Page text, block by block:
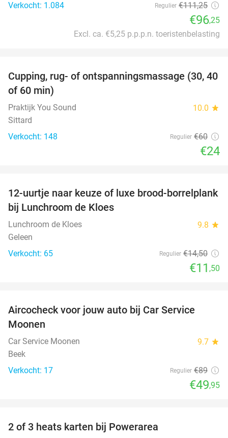
Verkocht: 1.084 Regulier €111,25
€96,25
Excl. ca. €5,25 p.p.p.n. toeristenbelasting
60%
Cupping, rug- of ontspanningsmassage (30, 40
of 60 min)
Praktijk You Sound 10.0 star
Sittard
Verkocht: 148
Regulier €60
€24
21%
12-uurtje naar keuze of luxe brood-borrelplank
bij Lunchroom de Kloes
Lunchroom de Kloes 9.8 star
Geleen
Verkocht: 65
Regulier €14,50
€11 ,50
Aircocheck voor jouw auto bij Car Service
Moonen
Car Service Moonen 9.7 star
Beek
Verkocht: 17
Regulier €89
€49,95
2 of 3 heats karten bij Powerarea